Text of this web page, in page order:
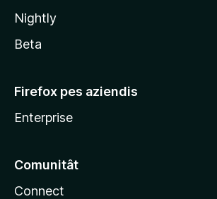
a
Nightly
Beta
Firefox pes aziendis
Enterprise
Comunitât
Connect